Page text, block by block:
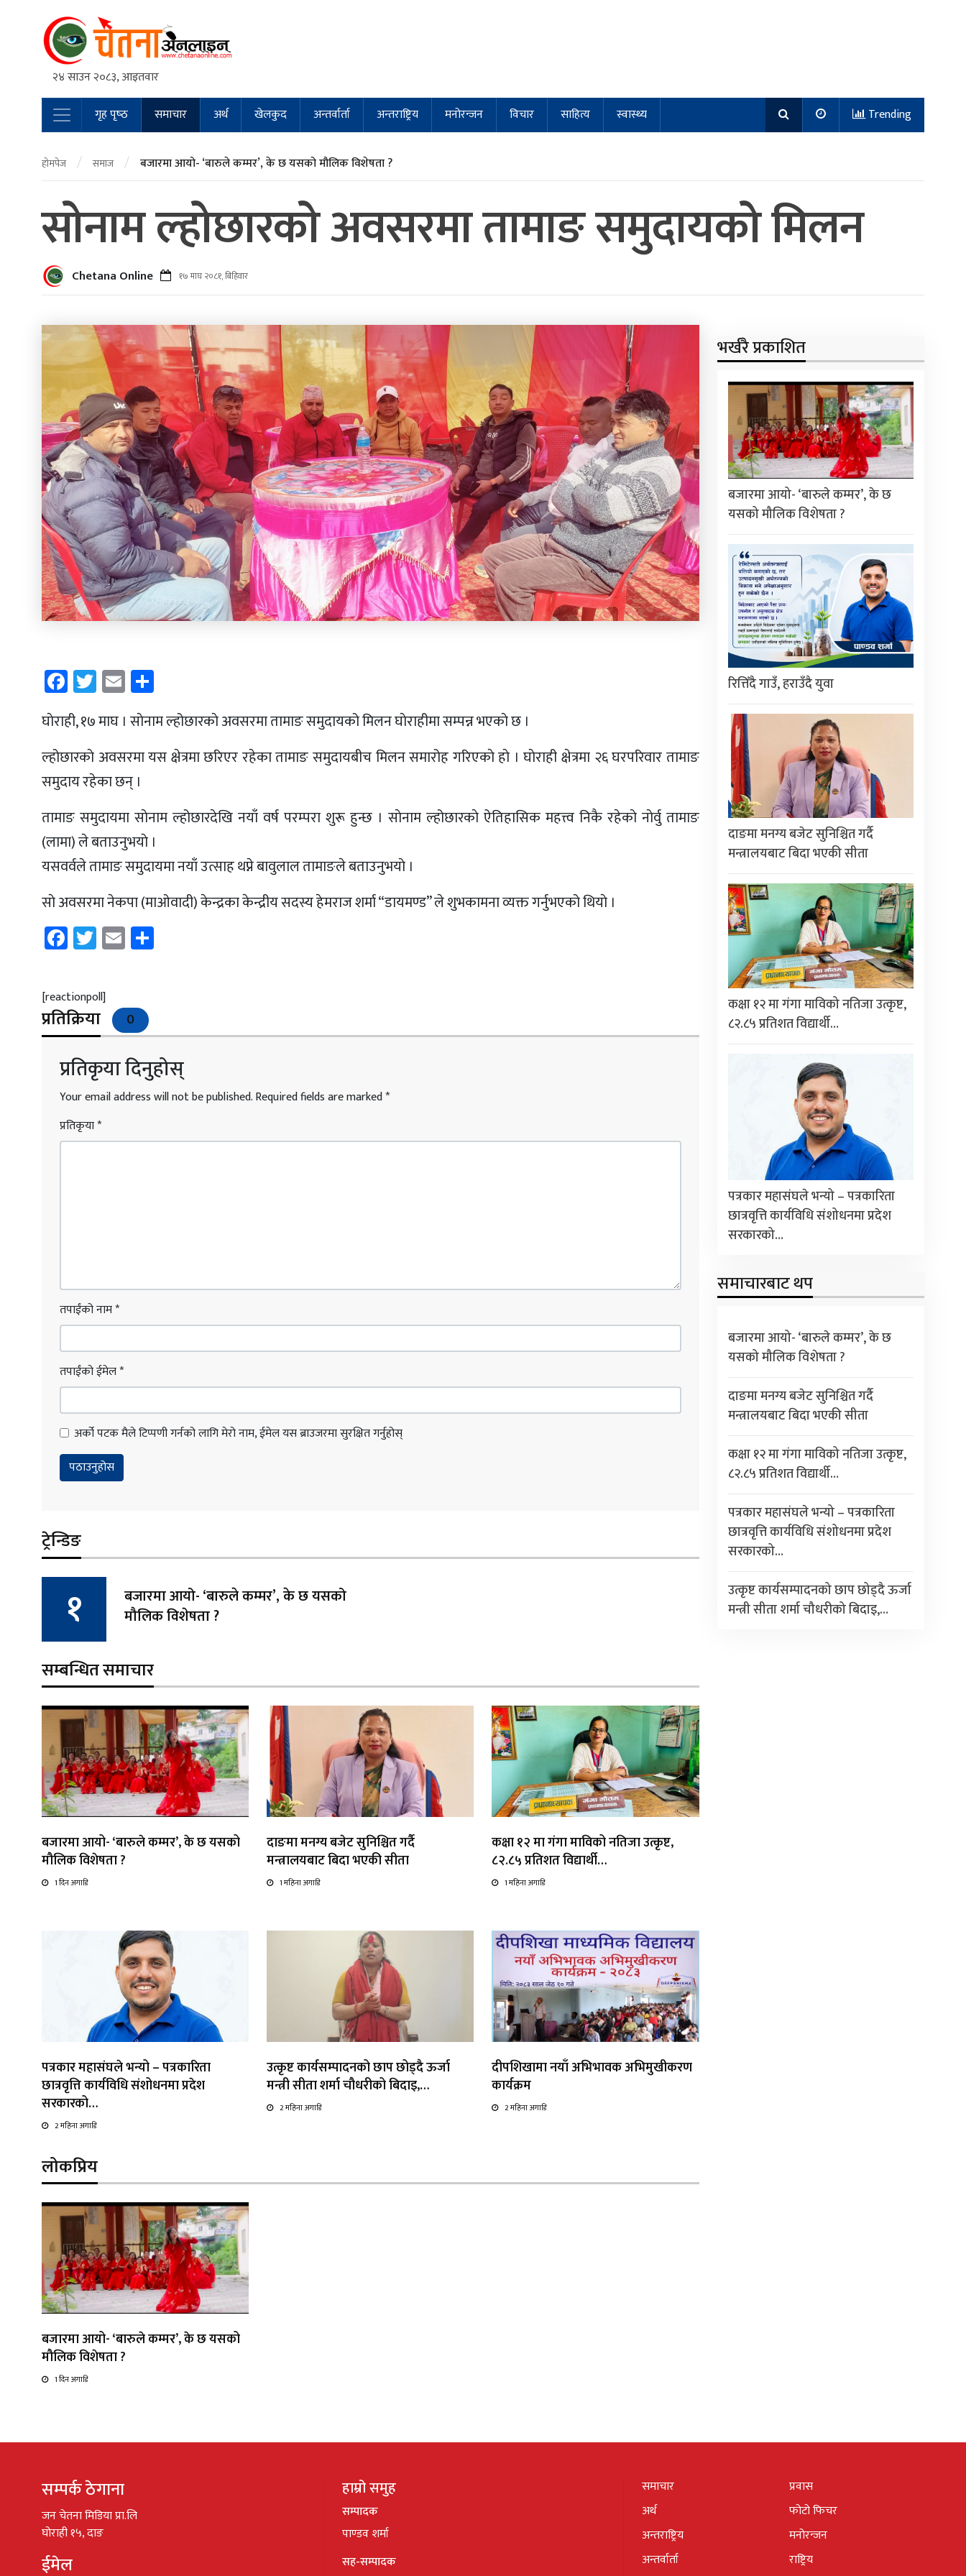
२४ साउन २०८३, आइतवार
Main Navigation
गृह पृष्‍ठ समाचार अर्थ खेलकुद अन्तर्वार्ता अन्तराष्ट्रिय मनोरन्जन विचार साहित्य स्वास्थ्य Trending
होमपेज / समाज / बजारमा आयो- ‘बारुले कम्मर’, के छ यसको मौलिक विशेषता ?
साेनाम ल्होछारकाे अवसरमा तामाङ समुदायको मिलन
Chetana Online १७ माघ २०८१, बिहिवार
Facebook
Twitter
Email
घाेराही, १७ माघ । साेनाम ल्होछारकाे अवसरमा तामाङ समुदायको मिलन घाेराहीमा सम्पन्न भएकाे छ ।
ल्होछारकाे अवसरमा यस क्षेत्रमा छरिएर रहेका तामाङ समुदायबीच मिलन समारोह गरिएकाे हाे । घाेराही क्षेत्रमा २६ घरपरिवार तामाङ
समुदाय रहेका छन् ।
तामाङ समुदायमा साेनाम ल्होछारदेखि नयाँ वर्ष परम्परा शुरू हुन्छ । साेनाम ल्होछारकाे ऐतिहासिक महत्त्व निकै रहेकाे नाेर्वु तामाङ
(लामा) ले बताउनुभयाे ।
यसवर्वले तामाङ समुदायमा नयाँ उत्साह थप्ने बावुलाल तामाङले बताउनुभयाे ।
साे अवसरमा नेकपा (माओवादी) केन्द्रका केन्द्रीय सदस्य हेमराज शर्मा “डायमण्ड” ले शुभकामना व्यक्त गर्नुभएको थियाे ।
Facebook
Twitter
Email
[reactionpoll]
प्रतिक्रिया 0
प्रतिकृया दिनुहोस्
Your email address will not be published.Required fields are marked*
प्रतिकृया*
तपाईंको नाम*
तपाईंको ईमेल*
अर्को पटक मैले टिप्पणी गर्नको लागि मेरो नाम, ईमेल यस ब्राउजरमा सुरक्षित गर्नुहोस्
ट्रेन्डिङ
बजारमा आयो- ‘बारुले कम्मर’, के छ यसको
मौलिक विशेषता ?
सम्बन्धित समाचार
बजारमा आयो- ‘बारुले कम्मर’, के छ यसको
मौलिक विशेषता ?
1 दिन अगाडि
दाङमा मनग्य बजेट सुनिश्चित गर्दै
मन्त्रालयबाट बिदा भएकी सीता
1 महिना अगाडि
कक्षा १२ मा गंगा माविको नतिजा उत्कृष्ट,
८२.८५ प्रतिशत विद्यार्थी…
1 महिना अगाडि
पत्रकार महासंघले भन्यो – पत्रकारिता
छात्रवृत्ति कार्यविधि संशोधनमा प्रदेश
सरकारको…
2 महिना अगाडि
उत्कृष्ट कार्यसम्पादनको छाप छोड्दै ऊर्जा
मन्त्री सीता शर्मा चौधरीको बिदाइ,…
2 महिना अगाडि
दीपशिखामा नयाँ अभिभावक अभिमुखीकरण
कार्यक्रम
2 महिना अगाडि
लोकप्रिय
बजारमा आयो- ‘बारुले कम्मर’, के छ यसको
मौलिक विशेषता ?
1 दिन अगाडि
भर्खरै प्रकाशित
बजारमा आयो- ‘बारुले कम्मर’, के छ
यसको मौलिक विशेषता ?
रित्तिँदै गाउँ, हराउँदै युवा
दाङमा मनग्य बजेट सुनिश्चित गर्दै
मन्त्रालयबाट बिदा भएकी सीता
कक्षा १२ मा गंगा माविको नतिजा उत्कृष्ट,
८२.८५ प्रतिशत विद्यार्थी…
पत्रकार महासंघले भन्यो – पत्रकारिता
छात्रवृत्ति कार्यविधि संशोधनमा प्रदेश
सरकारको…
समाचारबाट थप
बजारमा आयो- ‘बारुले कम्मर’, के छ
यसको मौलिक विशेषता ?
दाङमा मनग्य बजेट सुनिश्चित गर्दै
मन्त्रालयबाट बिदा भएकी सीता
कक्षा १२ मा गंगा माविको नतिजा उत्कृष्ट,
८२.८५ प्रतिशत विद्यार्थी…
पत्रकार महासंघले भन्यो – पत्रकारिता
छात्रवृत्ति कार्यविधि संशोधनमा प्रदेश
सरकारको…
उत्कृष्ट कार्यसम्पादनको छाप छोड्दै ऊर्जा
मन्त्री सीता शर्मा चौधरीको बिदाइ,…
सम्पर्क ठेगाना
जन चेतना मिडिया प्रा.लि
घोराही १५, दाङ
ईमेल
हाम्रो समुह
सम्पादक
पाण्डव शर्मा
सह-सम्पादक
समाचार
अर्थ
अन्तराष्ट्रिय
अन्तर्वार्ता
प्रवास
फोटो फिचर
मनोरन्जन
राष्ट्रिय